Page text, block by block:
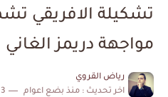
تشكيلة الافريقي
مواجهة دريمز الغاني
رياض القروي
اخر تحديث : منذ بضع اعوام 3 دقائق للقراءة